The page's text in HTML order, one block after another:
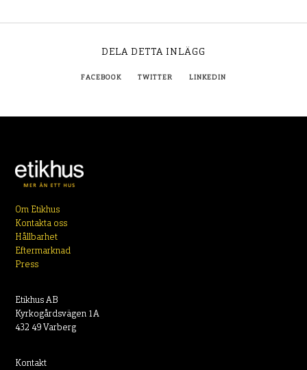
DELA DETTA INLÄGG
FACEBOOK TWITTER LINKEDIN
Om Etikhus
Kontakta oss
Hållbarhet
Eftermarknad
Press
Etikhus AB
Kyrkogårdsvägen 1A
432 49 Varberg
Kontakt